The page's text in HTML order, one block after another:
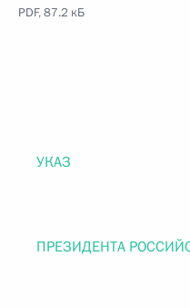
PDF, 87.2 кБ
УКАЗ
ПРЕЗИДЕНТА